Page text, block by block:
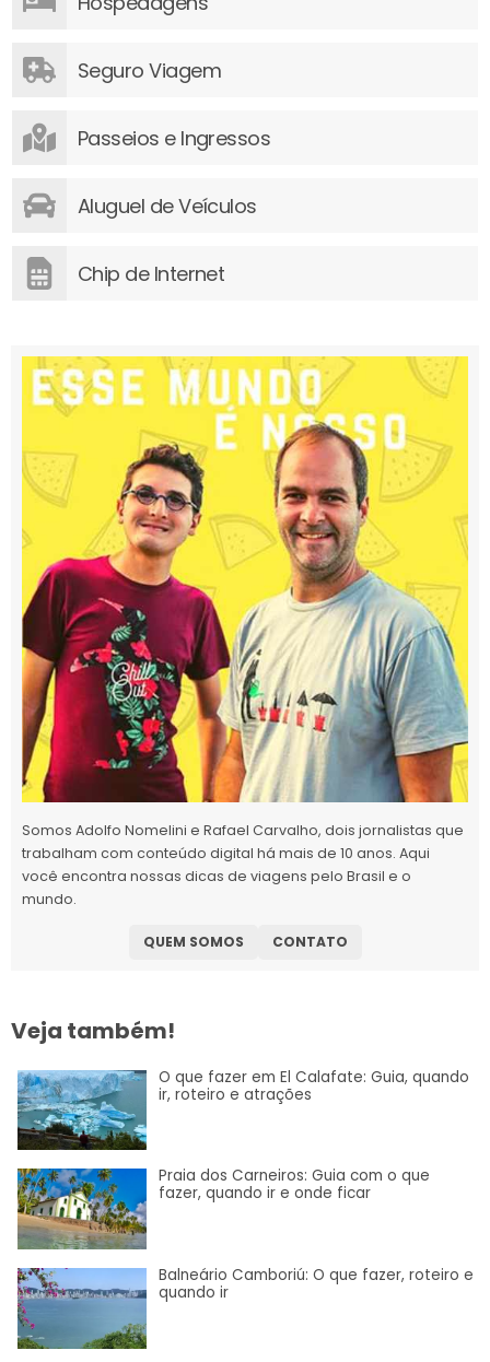
Seguro Viagem
Passeios e Ingressos
Aluguel de Veículos
Chip de Internet
Somos Adolfo Nomelini e Rafael Carvalho, dois jornalistas que
trabalham com conteúdo digital há mais de 10 anos. Aqui
você encontra nossas dicas de viagens pelo Brasil e o
mundo.
QUEM SOMOS CONTATO
Veja também!
O que fazer em El Calafate: Guia, quando
ir, roteiro e atrações
Praia dos Carneiros: Guia com o que
fazer, quando ir e onde ficar
Balneário Camboriú: O que fazer, roteiro e
quando ir